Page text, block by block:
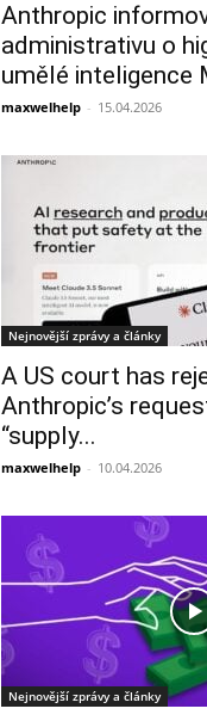
Anthropic
administrativu o
umělé inteligence
maxwelhelp - 15.04.2026
Nejnovější zprávy a články
A US court has
Anthropic’s
“supply...
maxwelhelp - 10.04.2026
Nejnovější zprávy a články